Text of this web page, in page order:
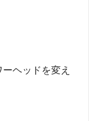
ヘッドを変え